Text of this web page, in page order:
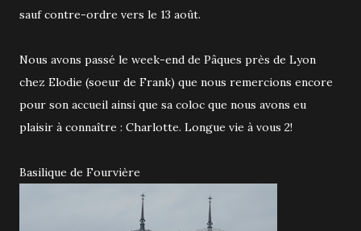
sauf contre-ordre vers le 13 août.
Nous avons passé le week-end de Pâques près de Lyon
chez Elodie (soeur de Frank) que nous remercions encore
pour son accueil ainsi que sa coloc que nous avons eu
plaisir à connaître : Charlotte. Longue vie à vous 2!
Basilique de Fourvière